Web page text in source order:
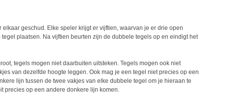
geschud. Elke speler krijgt er vijftien, waarvan je er drie open
plaatsen. Na vijftien beurten zijn de dubbele tegels op en eindigt het
tegels mogen niet daarbuiten uitsteken. Tegels mogen ook niet
van dezelfde hoogte leggen. Ook mag je een tegel niet precies op een
lijn tussen de twee vakjes van elke dubbele tegel om je hieraan te
precies op een andere donkere lijn komen.